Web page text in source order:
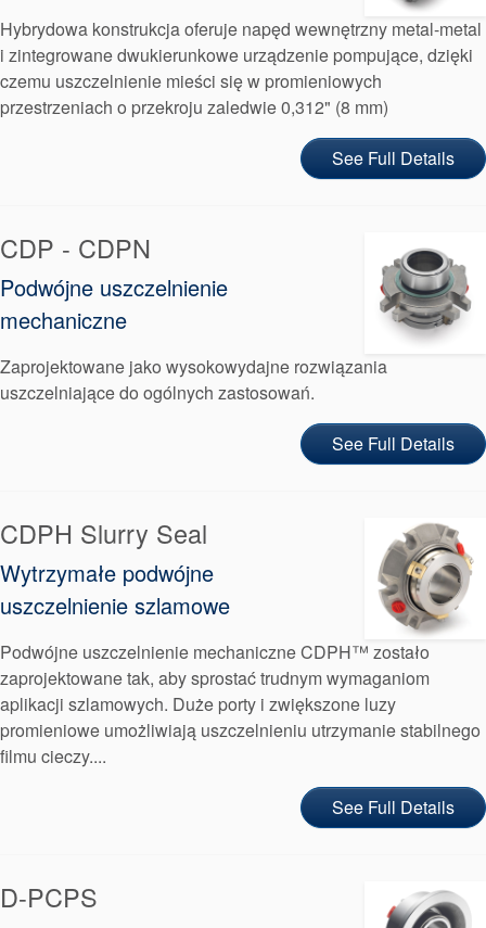
Artykuły
Zrównoważonego Rozwoju
Hybrydowa konstrukcja oferuje napęd wewnętrzny metal-metal
i zintegrowane dwukierunkowe urządzenie pompujące, dzięki
czemu uszczelnienie mieści się w promieniowych
przestrzeniach o przekroju zaledwie 0,312" (8 mm)
See Full Details
CDP - CDPN
Podwójne uszczelnienie
mechaniczne
Zaprojektowane jako wysokowydajne rozwiązania
uszczelniające do ogólnych zastosowań.
See Full Details
CDPH Slurry Seal
Wytrzymałe podwójne
uszczelnienie szlamowe
Podwójne uszczelnienie mechaniczne CDPH™ zostało
zaprojektowane tak, aby sprostać trudnym wymaganiom
aplikacji szlamowych. Duże porty i zwiększone luzy
promieniowe umożliwiają uszczelnieniu utrzymanie stabilnego
filmu cieczy....
See Full Details
D-PCPS